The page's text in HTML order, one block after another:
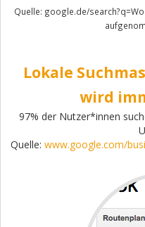
Quelle: google.de/
Lokale
wird
97% der Nutzer*innen
Quelle: www.google.com/